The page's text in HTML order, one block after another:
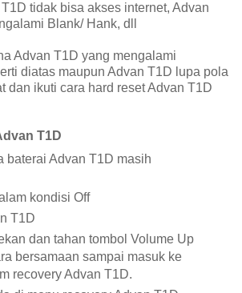
tidak bisa akses internet, Advan
Blank/ Hank, dll
Advan T1D yang mengalami
diatas maupun Advan T1D lupa pola
dan ikuti cara hard reset Advan T1D
T1D
baterai Advan T1D masih
kondisi Off
T1D
dan tahan tombol Volume Up
bersamaan sampai masuk ke
recovery Advan T1D.